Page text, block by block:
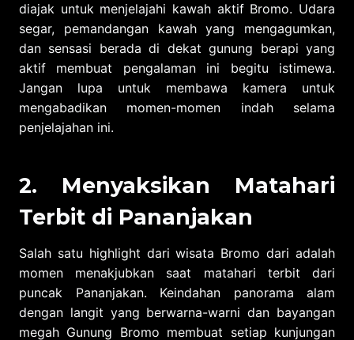
diajak untuk menjelajahi kawah aktif Bromo. Udara
segar, pemandangan kawah yang mengagumkan,
dan sensasi berada di dekat gunung berapi yang
aktif membuat pengalaman ini begitu istimewa.
Jangan lupa untuk membawa kamera untuk
mengabadikan momen-momen indah selama
penjelajahan ini.
2. Menyaksikan Matahari
Terbit di Pananjakan
Salah satu highlight dari wisata Bromo dari adalah
momen menakjubkan saat matahari terbit dari
puncak Pananjakan. Keindahan panorama alam
dengan langit yang berwarna-warni dan bayangan
megah Gunung Bromo membuat setiap kunjungan